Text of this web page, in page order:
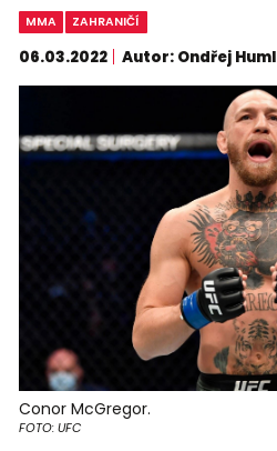
MMA ZAHRANIČÍ
06.03.2022 Autor: Ondřej Huml
Conor McGregor.
FOTO: UFC